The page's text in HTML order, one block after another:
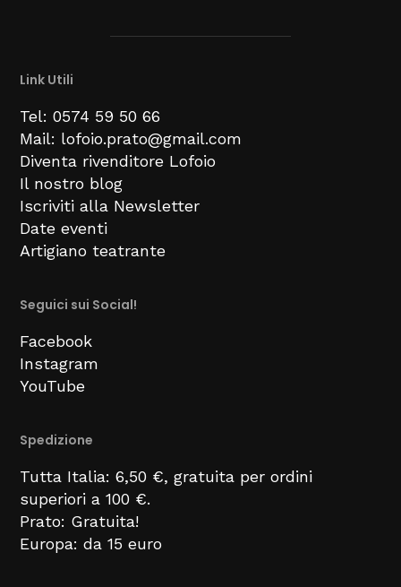
Link Utili
Tel: 0574 59 50 66
Mail: lofoio.prato@gmail.com
Diventa rivenditore Lofoio
Il nostro blog
Iscriviti alla Newsletter
Date eventi
Artigiano teatrante
Seguici sui Social!
Facebook
Instagram
YouTube
Spedizione
Tutta Italia: 6,50 €, gratuita per ordini
superiori a 100 €.
Prato: Gratuita!
Europa: da 15 euro